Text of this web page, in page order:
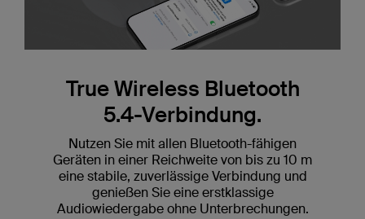
True Wireless Bluetooth
5.4-Verbindung.
Nutzen Sie mit allen Bluetooth-fähigen
Geräten in einer Reichweite von bis zu 10 m
eine stabile, zuverlässige Verbindung und
genießen Sie eine erstklassige
Audiowiedergabe ohne Unterbrechungen.